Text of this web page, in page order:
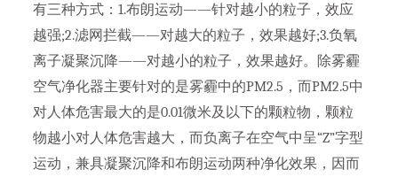
有三种方式：1.布朗运动——针对越小的粒子，效应
越强;2.滤网拦截——对越大的粒子，效果越好;3.负氧
离子凝聚沉降——对越小的粒子，效果越好。除雾霾
空气净化器主要针对的是雾霾中的PM2.5，而PM2.5中
对人体危害最大的是0.01微米及以下的颗粒物，颗粒
物越小对人体危害越大，而负离子在空气中呈“Z”字型
运动，兼具凝聚沉降和布朗运动两种净化效果，因而